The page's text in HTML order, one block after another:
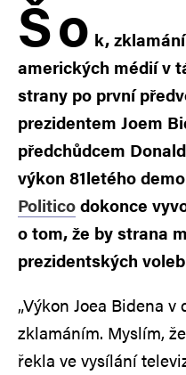
Šo k,
amerických médií v
strany po první
prezidentem Joem
předchůdcem
výkon 81letého
Politicodokonce
o tom, že by strana
prezidentských
„Výkon Joea Bidena
zklamáním. Myslím,
řekla ve vysílání